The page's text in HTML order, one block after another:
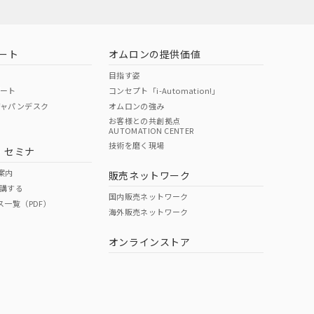
O O
ページへ
ください
ト
ト
パンデスク
セミナ
内
する
覧（PDF）
オムロンの提供価値
目指す姿
コンセプト「i-Automation!」
オムロンの強み
お客様との共創拠点
AUTOMATION CENTER
技術を磨く現場
販売ネットワーク
国内販売ネットワーク
海外販売ネットワーク
オンラインストア